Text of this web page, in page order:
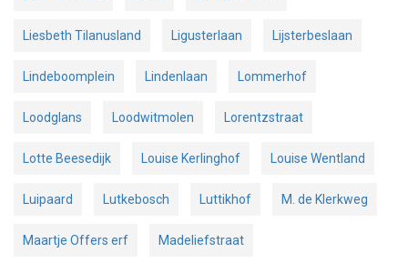
Liesbeth Tilanusland Ligusterlaan Lijsterbeslaan
Lindeboomplein Lindenlaan Lommerhof
Loodglans Loodwitmolen Lorentzstraat
Lotte Beesedijk Louise Kerlinghof Louise Wentland
Luipaard Lutkebosch Luttikhof M. de Klerkweg
Maartje Offers erf Madeliefstraat